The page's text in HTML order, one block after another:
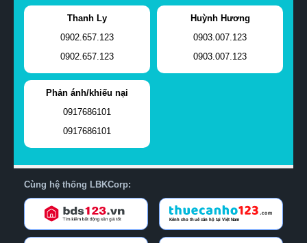
Thanh Ly
0902.657.123
0902.657.123
Huỳnh Hương
0903.007.123
0903.007.123
Phản ánh/khiếu nại
0917686101
0917686101
Cùng hệ thống LBKCorp: